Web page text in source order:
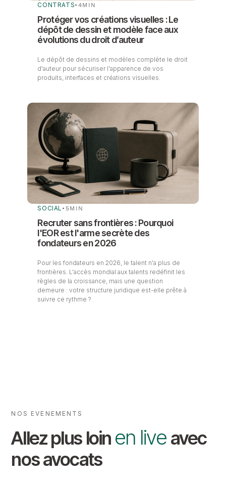
CONTRATS• 4MIN
Protéger vos créations visuelles : Le
dépôt de dessin et modèle face aux
évolutions du droit d’auteur
Le dépôt de dessins et modèles complète le droit
d'auteur pour sécuriser l'apparence de vos
produits, interfaces et créations visuelles.
SOCIAL • 5MIN
Recruter sans frontières : Pourquoi
l'EOR est l'arme secrète des
fondateurs en 2026
Pour les fondateurs en 2026, le talent n'a plus de
frontières. L'accès mondial aux talents redéfinit les
règles de la croissance, mais une question
demeure : votre structure juridique est-elle prête à
suivre ce rythme ?
NOS EVENEMENTS
Allez plus loin en live avec
nos avocats